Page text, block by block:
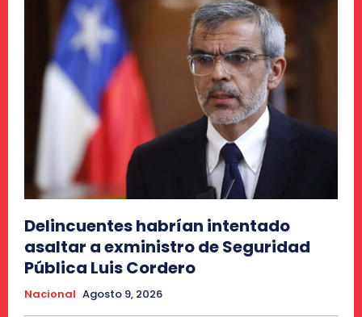
Delincuentes habrían intentado
asaltar a exministro de Seguridad
Pública Luis Cordero
Nacional Agosto 9, 2026